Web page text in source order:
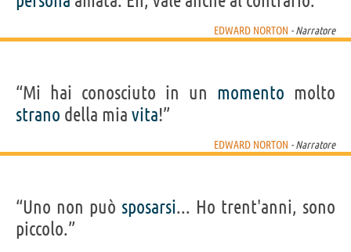
EDWARD NORTON - Narratore
“Mi hai conosciuto in un momento molto
strano della mia vita!”
EDWARD NORTON - Narratore
“Uno non può sposarsi... Ho trent'anni, sono
piccolo.”